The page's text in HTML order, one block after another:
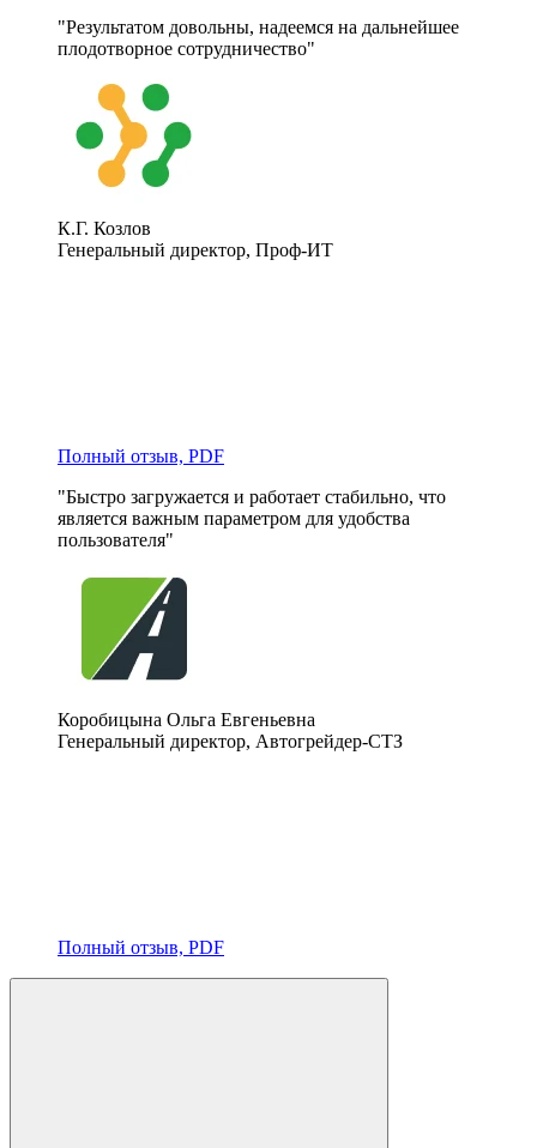
"Результатом довольны, надеемся на дальнейшее
плодотворное сотрудничество"
К.Г. Козлов
Генеральный директор, Проф-ИТ
Полный отзыв, PDF
"Быстро загружается и работает стабильно, что
является важным параметром для удобства
пользователя"
Коробицына Ольга Евгеньевна
Генеральный директор, Автогрейдер-СТЗ
Полный отзыв, PDF